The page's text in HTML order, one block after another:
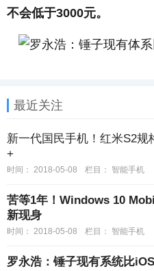
不会低于3000元。
最近关注
新一代国民手机！红米S2规
+
时间： 2018-05-08 栏目： 智能手机
苦等1年！Windows 10
新现身
时间： 2018-05-08 栏目： 智能手机
罗永浩：锤子现有系统比